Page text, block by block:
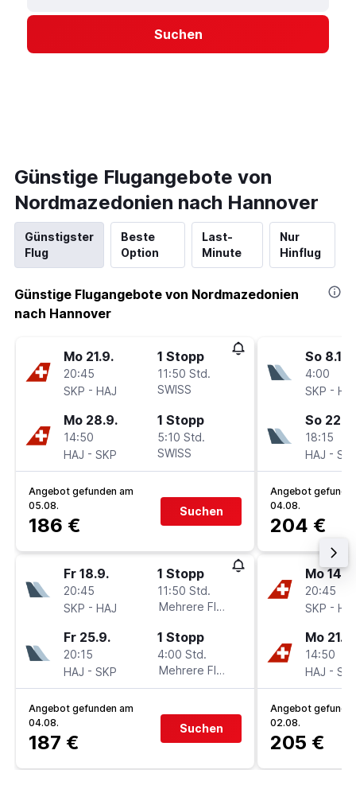
Suchen
Günstige Flugangebote von
Nordmazedonien nach Hannover
Günstigster
Flug
Beste
Option
Last-
Minute
Nur
Hinflug
Günstige Flugangebote von Nordmazedonien
nach Hannover
Mo 21.9.
20:45
SKP - HAJ
1 Stopp
11:50 Std.
SWISS
Mo 28.9.
14:50
HAJ - SKP
1 Stopp
5:10 Std.
SWISS
Angebot gefunden am
05.08.
186 €
Suchen
Fr 18.9.
20:45
SKP - HAJ
1 Stopp
11:50 Std.
Mehrere Fluglinien
Fr 25.9.
20:15
HAJ - SKP
1 Stopp
4:00 Std.
Mehrere Fluglinien
Angebot gefunden am
04.08.
187 €
Suchen
So 8.11.
4:00
SKP -
So 22.11.
18:15
HAJ -
Angebot
04.08.
204 €
Mo 14.9.
20:45
SKP -
Mo 21.9.
14:50
HAJ -
Angebot
02.08.
205 €